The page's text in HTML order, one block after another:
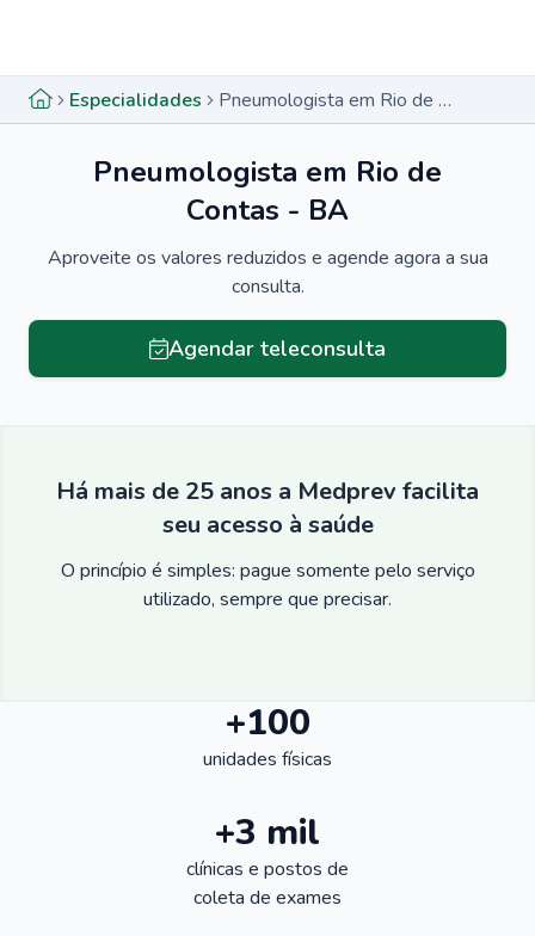
Especialidades Pneumologista em Rio de Contas - BA
Pneumologista em Rio de
Contas - BA
Aproveite os valores reduzidos e agende agora a sua
consulta.
Agendar teleconsulta
Há mais de 25 anos a Medprev facilita
seu acesso à saúde
O princípio é simples: pague somente pelo serviço
utilizado, sempre que precisar.
+100
unidades físicas
+3 mil
clínicas e postos de
coleta de exames